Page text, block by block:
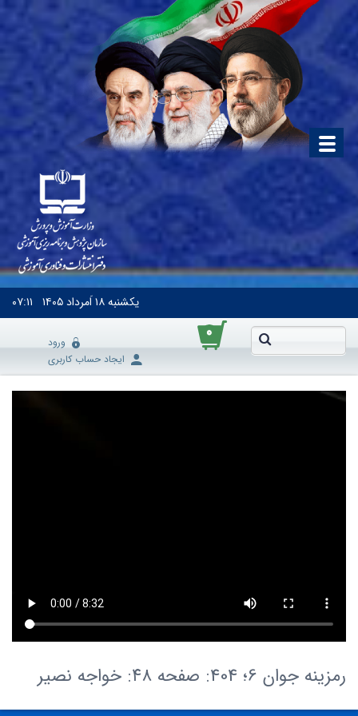
یکشنبه۱۸ اَمرداد ۱۴۰۵ ۰۷:۱۱
۰
ورود
ایجاد حساب کاربری
رمزینه جوان 6؛ 404: صفحه ۴۸: خواجه نصیر